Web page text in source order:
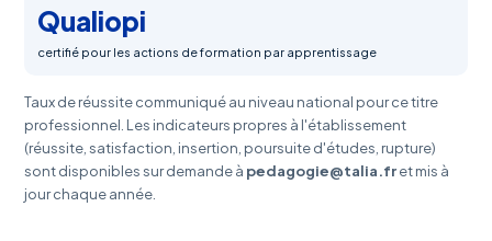
Qualiopi
certifié pour les actions de formation par apprentissage
Taux de réussite communiqué au niveau national pour ce titre
professionnel. Les indicateurs propres à l'établissement
(réussite, satisfaction, insertion, poursuite d'études, rupture)
sont disponibles sur demande à pedagogie@talia.fret mis à
jour chaque année.